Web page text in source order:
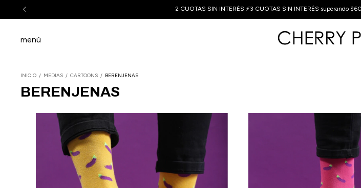
2 CUOTAS SIN INTERÉS ⚡3 CUOTAS SIN INTERÉS superando
menú
INICIO / MEDIAS / CARTOONS / BERENJENAS
BERENJENAS